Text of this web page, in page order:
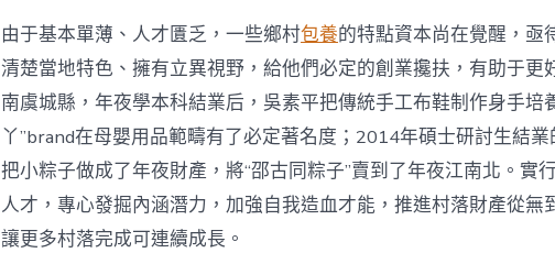
養
網
_
中
國
網〉
中
由于基本單薄、人才匱乏，一些鄉村包養的特點資本尚在覺醒，亟
清楚當地特色、擁有立異視野，給他們必定的創業攙扶，有助于更
南虞城縣，年夜學本科結業后，吳素平把傳統手工布鞋制作身手培
丫”brand在母嬰用品範疇有了必定著名度；2014年碩士研討生結
把小粽子做成了年夜財產，將“邵古同粽子”賣到了年夜江南北。實
人才，專心發掘內涵潛力，加強自我造血才能，推進村落財產從無
讓更多村落完成可連續成長。